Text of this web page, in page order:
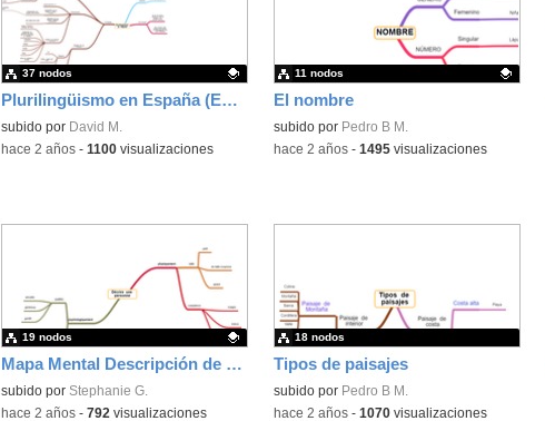
Plurilingüismo en España (ESPA)
Contenido educativo.
subido por David M.
37 nodos
-hace 2 años- 1100visualizaciones
El nombre
Contenido educativo.
subido por Pedro B M.
11 nodos
-hace 2 años- 1495visualizaciones
Mapa Mental Descripción de una persona en francés
Contenido educativo.
subido por Stephanie G.
19 nodos
-hace 2 años- 792 visualizaciones
Tipos de paisajes
subido por Pedro B M.
18 nodos
-hace 2 años- 1070visualizaciones